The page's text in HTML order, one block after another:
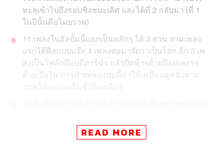
ทะลุเข้าไปถึงรอบชิงชนะเลิศ และได้ที่ 2 กลับมา (ที่ 1
ในปีนั้นคือไมยราพ)
11 เพลงในอัลบั้มนี้แยกเป็นหลักๆ ได้ 3 ส่วน สามเพลง
แรกได้ฟีลแบบแจ๊ส 4 เพลงต่อมาจัดว่าเป็นร็อก อีก 3 เพ
ลงเป็นโฟล์กป๊อปกีตาร์นำ แล้วปิดท้ายด้วยป๊อปเหงาๆ
ด้วยเปียโน การทำเพลงแบบนี้ทำให้เหมือนดูหนังสาม
เช่าที่เล็กมากๆ อัตตาเปิดเพลงแรกของอัลบั้มด้วยการ
บรรยายถึงห้อง ชีวิตในห้อง สิ่งที่เรียนรู้จากห้อง ห้องนั้น
READ MORE